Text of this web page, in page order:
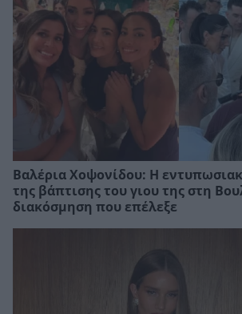
Βαλέρια Χοψονίδου: Η
της βάπτισης του γιου της στη
διακόσμηση που επέλεξε